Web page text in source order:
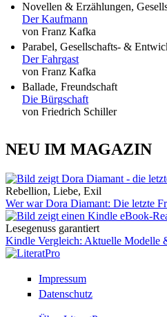
Novellen & Erzählungen,
Der Kaufmann
von Franz Kafka
Parabel, Gesellschafts- &
Der Fahrgast
von Franz Kafka
Ballade, Freundschaft
Die Bürgschaft
von Friedrich Schiller
NEU IM MAGAZIN
Rebellion, Liebe, Exil
Wer war Dora Diamant: Die letzte
Lesegenuss garantiert
Kindle Vergleich: Aktuelle Modelle
Impressum
Datenschutz